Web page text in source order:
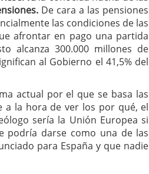
De cara a las pensiones
las condiciones de las
afrontar en pago una partida
alcanza 300.000 millones de
al Gobierno el 41,5% del
actual por el que se basa las
a la hora de ver los por qué, el
sería la Unión Europea si
podría darse como una de las
para España y que nadie